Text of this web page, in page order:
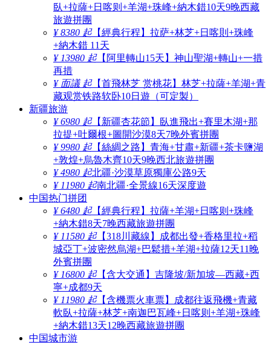
臥+拉薩+日喀则+羊湖+珠峰+納木錯10天9晚西藏
旅遊拼團
¥ 8380 起【經典行程】拉萨+林芝+日喀則+珠峰
+納木錯 11天
¥ 13980 起【阿里轉山15天】神山聖湖+轉山+一措
再措
¥ 面議 起【首飛林芝 赏桃花】林芝+拉薩+羊湖+青
藏观赏铁路软卧10日遊（可定製）
新疆旅游
¥ 6980 起【新疆杏花節】臥進飛出+賽里木湖+那
拉提+吐爾根+圖開沙漠8天7晚外賓拼團
¥ 9980 起【絲綢之路】青海+甘肅+新疆+茶卡鹽湖
+敦煌+烏魯木齊10天9晚西北旅遊拼團
¥ 4980 起北疆·沙漠草原獨庫公路9天
¥ 11980 起南北疆·全景線16天深度遊
中国热门拼团
¥ 6480 起【經典行程】拉薩+羊湖+日喀则+珠峰
+納木錯8天7晚西藏旅遊拼團
¥ 11580 起【318川藏線】成都出發+香格里拉+稻
城亞丁+波密然烏湖+巴鬆措+羊湖+拉薩12天11晚
外賓拼團
¥ 16800 起【含大交通】吉隆坡/新加坡—西藏+西
寧+成都9天
¥ 11980 起【含機票火車票】成都往返飛機+青藏
軟臥+拉薩+林芝+南迦巴瓦峰+日喀则+羊湖+珠峰
+納木錯13天12晚西藏旅遊拼團
中国城市游